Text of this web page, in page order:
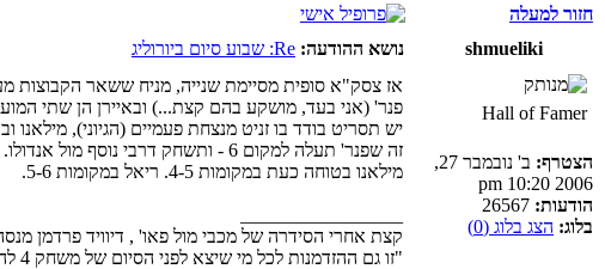
חזור למעלה
shmueliki
נושא ההודעה: Re: שבוע סיום ביורוליג
Hall of Famer
הצטרף:
ב' נובמבר 27,
2006 10:20 pm
הודעות:
בלוג: הצג בלוג (0)
אז צסק"א סופית מסיימת שנייה, מניח ששאר הקבוצות
פנר' (אני בעד, מושקע בהם קצת...) ובאיירן הן שתי
יש תסריט בודד בו זניט מנצחת פעמיים (הגיוני),
זה שפנר' תעלה למקום 6 - ותשחק דרבי נוסף מול אנדולו.
מילאנו בטוחה כעת במקומות 4-5. ריאל במקומות 5-6.
קצת אחרי הסידרה של מכבי מול פאו' , דיוויד פרדמן
"זו גם ההזדמנות לכל מי שיצא לפני הסיום של משחק 4 להודות לקבוצה, וגם ליהנות מהפיינל פור".